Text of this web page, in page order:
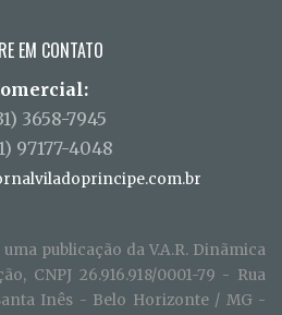
EM CONTATO
3658-7945
97177-4048
uma publicação da V.A.R. Dinãmica
CNPJ 26.916.918/0001-79 - Rua
Inês - Belo Horizonte / MG -